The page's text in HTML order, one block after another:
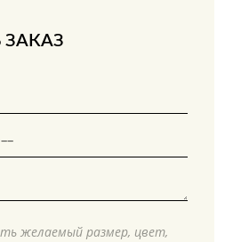
желаемый размер, цвет,